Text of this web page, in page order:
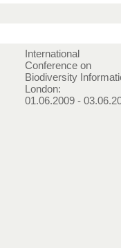
International
Conference on
Biodiversity
London:
01.06.2009 -